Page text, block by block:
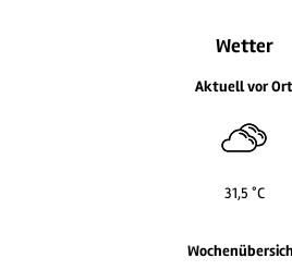
Wetter
Aktuell vor Ort
31,5 °C